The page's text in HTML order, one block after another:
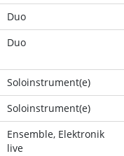
Duo
Duo
Soloinstrument(e)
Soloinstrument(e)
Ensemble, Elektronik
live